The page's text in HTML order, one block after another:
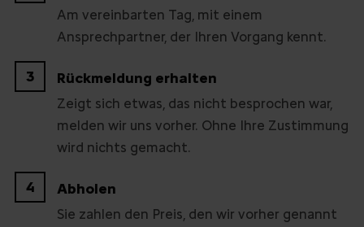
Am vereinbarten Tag, mit einem
Ansprechpartner, der Ihren Vorgang kennt.
3 Rückmeldung erhalten
Zeigt sich etwas, das nicht besprochen war,
melden wir uns vorher. Ohne Ihre Zustimmung
wird nichts gemacht.
4 Abholen
Sie zahlen den Preis, den wir vorher genannt